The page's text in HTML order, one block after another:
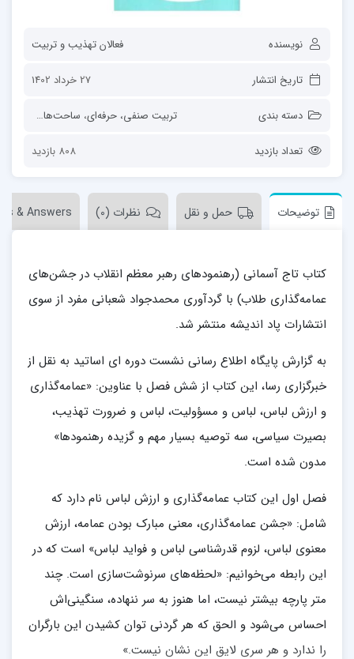
نویسنده فعالان تهذیب و تربیت
تاریخ انتشار 27 خرداد 1402
دسته بندی تربیت صنفی، حرفه‌ای، ساحت‌های تربیت
تعداد بازدید 808 بازدید
توضیحات حمل و نقل نظرات (0) & Answers
کتاب تاج آسمانی (رهنمودهای رهبر معظم انقلاب در جشن‌های
عمامه‌گذاری طلاب) با گردآوری محمدجواد شعبانی مفرد از سوی
انتشارات پاد اندیشه منتشر شد.
به گزارش پایگاه اطلاع رسانی نشست دوره ای اساتید به نقل از
خبرگزاری رسا، این کتاب از شش فصل با عناوین: «عمامه‌گذاری
و ارزش لباس، لباس و مسؤولیت، لباس و ضرورت تهذیب،
بصیرت سیاسی، سه توصیه بسیار مهم و گزیده رهنمودها»
مدون شده است.
فصل اول این کتاب عمامه‌گذاری و ارزش لباس نام دارد که
شامل: «جشن عمامه‌گذاری، معنی مبارک بودن عمامه، ارزش
معنوی لباس، لزوم قدرشناسی لباس و فواید لباس» است که در
این رابطه می‌خوانیم: «لحظه‌های سرنوشت‌سازی است. چند
متر پارچه بیشتر نیست، اما هنوز به سر ننهاده، سنگینی‌اش
احساس می‌شود و الحق که هر گردنی توان کشیدن این بارگران
را ندارد و هر سری لایق این نشان نیست.»